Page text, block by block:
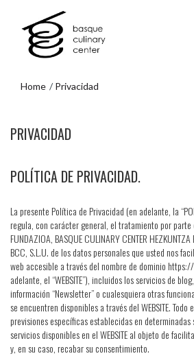
contenido
principal
navegación
Home Privacidad
navegación
PRIVACIDAD
POLÍTICA DE PRIVACIDAD.
La presente Política de Privacidad (en adelante, la
regula, con carácter general, el tratamiento por parte
FUNDAZIOA, BASQUE CULINARY CENTER
BCC, S.L.U. de los datos personales que usted nos
web accesible a través del nombre de dominio
adelante, el “WEBSITE”), incluidos los servicios de
información “Newsletter” o cualesquiera otras
se encuentren disponibles a través del WEBSITE.
previsiones específicas establecidas en
servicios disponibles en el WEBSITE al objeto de
y, en su caso, recabar su consentimiento.